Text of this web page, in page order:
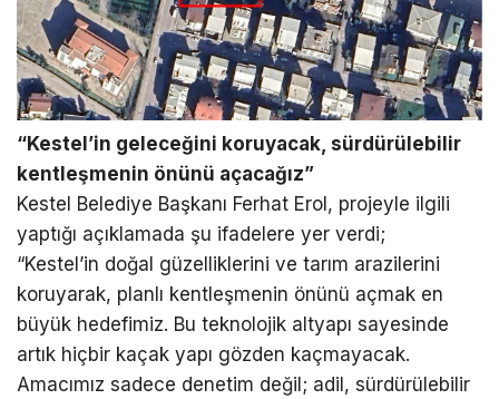
“Kestel’in geleceğini koruyacak, sürdürülebilir
kentleşmenin önünü açacağız”
Kestel Belediye Başkanı Ferhat Erol, projeyle ilgili
yaptığı açıklamada şu ifadelere yer verdi;
“Kestel’in doğal güzelliklerini ve tarım arazilerini
koruyarak, planlı kentleşmenin önünü açmak en
büyük hedefimiz. Bu teknolojik altyapı sayesinde
artık hiçbir kaçak yapı gözden kaçmayacak.
Amacımız sadece denetim değil; adil, sürdürülebilir